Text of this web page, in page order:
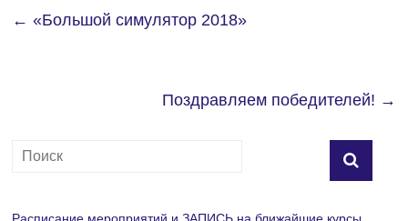
← «Большой симулятор 2018»
Поздравляем победителей! →